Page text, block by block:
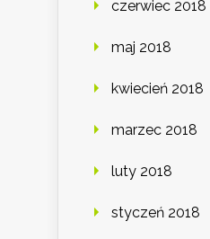
czerwiec 2018
maj 2018
kwiecień 2018
marzec 2018
luty 2018
styczeń 2018